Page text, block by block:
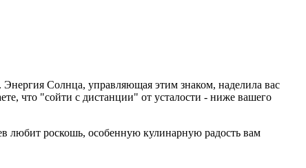
Солнца, управляющая этим знаком, наделила вас
что "сойти с дистанции" от усталости - ниже вашего
любит роскошь, особенную кулинарную радость вам